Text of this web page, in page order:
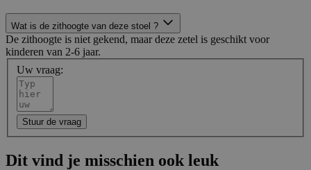
Wat is de zithoogte van deze stoel ?
De zithoogte is niet gekend, maar deze zetel is geschikt voor
kinderen van 2-6 jaar.
Uw vraag:
Stuur de vraag
Dit vind je misschien ook leuk